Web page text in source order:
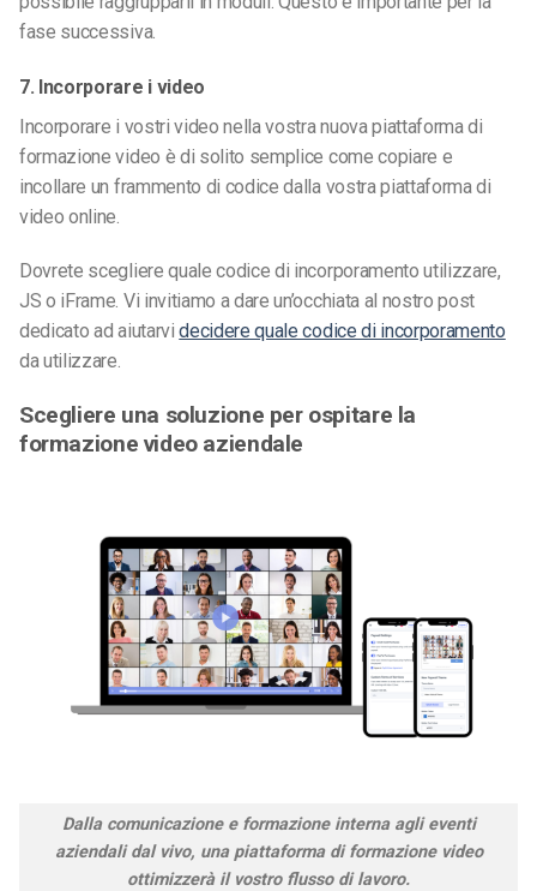
fase successiva.
7. Incorporare i video
Incorporare i vostri video nella vostra nuova piattaforma di
formazione video è di solito semplice come copiare e
incollare un frammento di codice dalla vostra piattaforma di
video online.
Dovrete scegliere quale codice di incorporamento utilizzare,
JS o iFrame. Vi invitiamo a dare un’occhiata al nostro post
dedicato ad aiutarvidecidere quale codice di incorporamento
da utilizzare.
Scegliere una soluzione per ospitare la
formazione video aziendale
Dalla comunicazione e formazione interna agli eventi
aziendali dal vivo, una piattaforma di formazione video
ottimizzerà il vostro flusso di lavoro.